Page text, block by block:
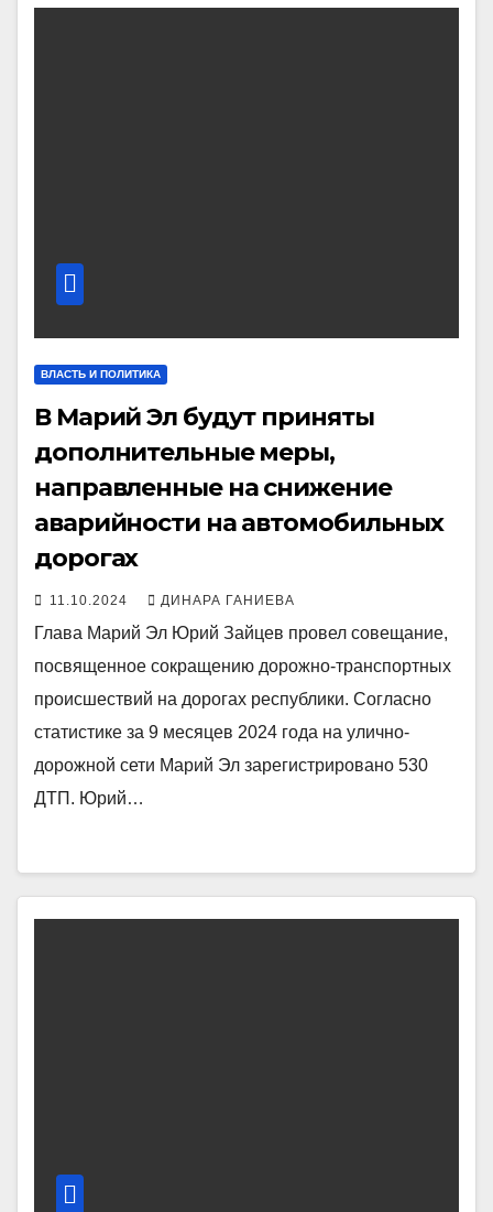
ВЛАСТЬ И ПОЛИТИКА
В Марий Эл будут приняты
дополнительные меры,
направленные на снижение
аварийности на автомобильных
дорогах
11.10.2024 ДИНАРА ГАНИЕВА
Глава Марий Эл Юрий Зайцев провел совещание,
посвященное сокращению дорожно-транспортных
происшествий на дорогах республики. Согласно
статистике за 9 месяцев 2024 года на улично-
дорожной сети Марий Эл зарегистрировано 530
ДТП. Юрий…